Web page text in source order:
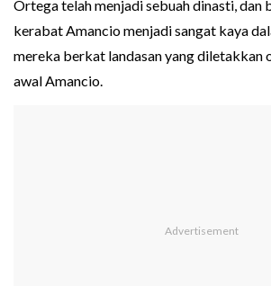
Ortega telah menjadi sebuah dinasti, dan
kerabat Amancio menjadi sangat kaya
mereka berkat landasan yang diletakkan
awal Amancio.